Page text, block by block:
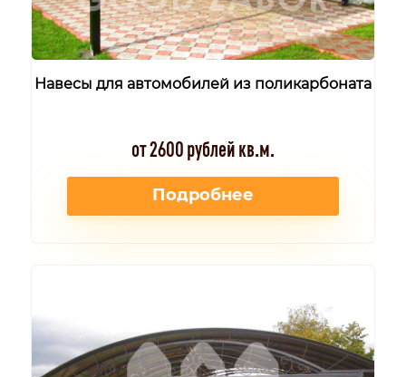
Навесы для автомобилей из поликарбоната
от 2600 рублей кв.м.
Подробнее